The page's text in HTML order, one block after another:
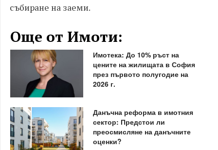
събиране на заеми.
Още от Имоти:
Имотека: До 10% ръст на
цените на жилищата в София
през първото полугодие на
2026 г.
Данъчна реформа в имотния
сектор: Предстои ли
преосмисляне на данъчните
оценки?